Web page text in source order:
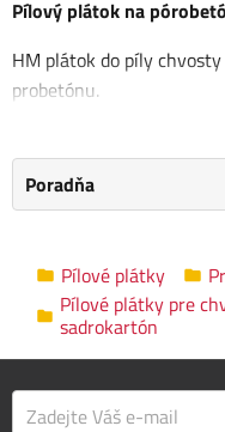
Pílový plátok na
HM plátok do píly
probetónu.
Kategória
Pílové
Výrobca
Makita /
Rozmery
balenia
20.0 x
Poradňa
Pílové plátky
Pílové plátky pre
sadrokartón